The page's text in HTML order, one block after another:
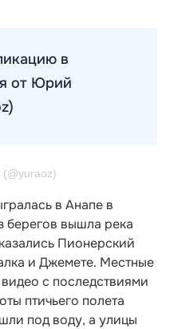
в
от Юрий
в Анапе в
берегов вышла река
Пионерский
и Джемете. Местные
с последствиями
птичьего полета
под воду, а улицы